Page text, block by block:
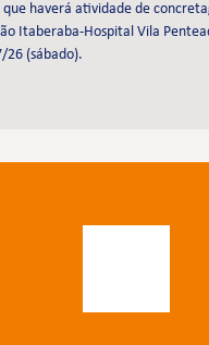
haverá atividade de
Itaberaba-Hospital Vila
26 (sábado).